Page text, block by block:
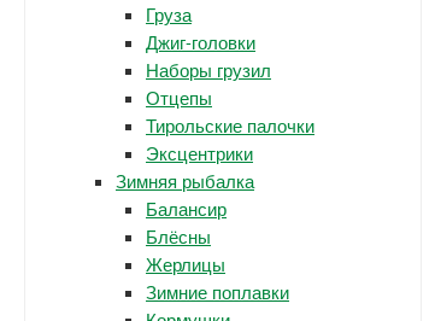
Груза
Джиг-головки
Наборы грузил
Отцепы
Тирольские палочки
Эксцентрики
Зимняя рыбалка
Балансир
Блёсны
Жерлицы
Зимние поплавки